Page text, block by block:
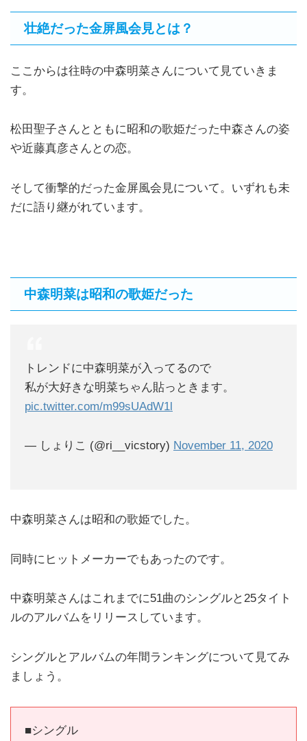
壮絶だった金屏風会見とは？
ここからは往時の中森明菜さんについて見ていきま
す。
松田聖子さんとともに昭和の歌姫だった中森さんの姿
や近藤真彦さんとの恋。
そして衝撃的だった金屏風会見について。いずれも未
だに語り継がれています。
中森明菜は昭和の歌姫だった
トレンドに中森明菜が入ってるので
私が大好きな明菜ちゃん貼っときます。
pic.twitter.com/m99sUAdW1l
— しょりこ (@ri__vicstory) November 11, 2020
中森明菜さんは昭和の歌姫でした。
同時にヒットメーカーでもあったのです。
中森明菜さんはこれまでに51曲のシングルと25タイト
ルのアルバムをリリースしています。
シングルとアルバムの年間ランキングについて見てみ
ましょう。
■シングル